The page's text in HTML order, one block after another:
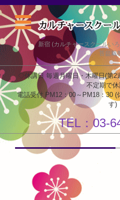
新宿 (カルチャースクールい
苔盆栽
◇休講日 毎週月曜日・木曜日(第2
不定期で休
電話受付 PM12：00～PM18：30 (
す)
TEL：03-
コンテンツに移動